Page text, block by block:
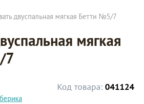
двуспальная мягкая Бетти №5/7
мягкая
7
Код товара: 041124